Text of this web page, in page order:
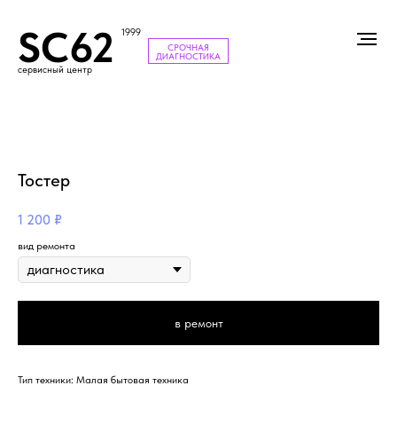
SC62 1999
сервисный центр
СРОЧНАЯ
ДИАГНОСТИКА
Тостер
1 200 ₽
вид ремонта
в ремонт
Тип техники: Малая бытовая техника